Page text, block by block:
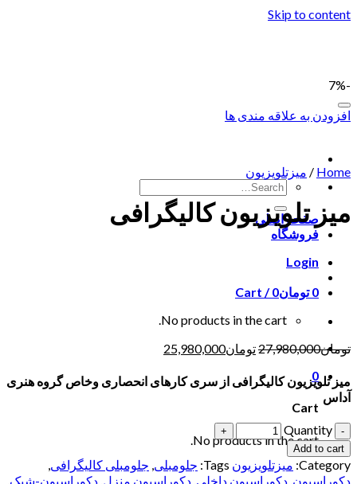
Skip to content
صفحه اصلی
فروشگاه
Login
Cart /
تومان0
0
No products in the cart.
0
Cart
No products in the cart.
-7%
افزودن به علاقه مندی ها
Home
/ میزتلویزیون
میز تلویزیون کالیگرافی
تومان27,980,000تومان25,980,000
میز تلویزیون کالیگرافی از سری کارهای انحصاری وخاص گروه هنری
آداس
Quantity
Add to cart
Category: میزتلویزیون Tags: جلومبلی, جلومبلی کالیگرافی,
دکوراسیون, دکوراسیون داخلی, دکوراسیون منزل, دکوراسیون-شیک,